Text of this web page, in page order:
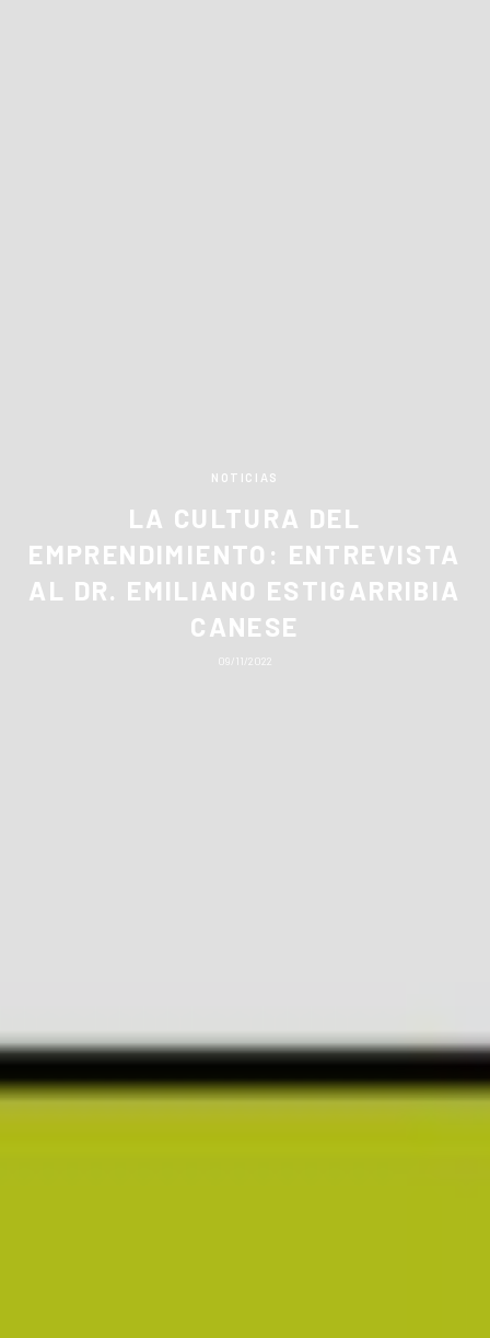
NOTICIAS
LA CULTURA DEL
EMPRENDIMIENTO: ENTREVISTA
AL DR. EMILIANO ESTIGARRIBIA
CANESE
09/11/2022